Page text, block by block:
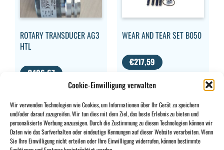
Cookie-Einwilligung verwalten
Wir verwenden Technologien wie Cookies, um Informationen über Ihr Gerät zu speichern
und/oder darauf zuzugreifen. Wir tun dies mit dem Ziel, das beste Erlebnis zu bieten und
personalisierte Werbung anzuzeigen. Durch die Zustimmung zu diesen Technologien können wir
Daten wie das Surfverhalten oder eindeutige Kennungen auf dieser Website verarbeiten. Wenn
Sie Ihre Einwilligung nicht erteilen oder Ihre Einwilligung widerrufen, können bestimmte
ROTARY TRANSDUCER AG3
HTL
€406,67
WEAR AND TEAR SET B050
€217,59
AUSGESCHLOSSEN